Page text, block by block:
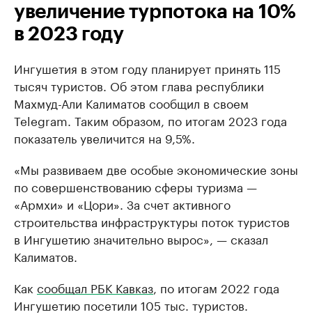
увеличение турпотока на 10%
в 2023 году
Ингушетия в этом году планирует принять 115
тысяч туристов. Об этом глава республики
Махмуд-Али Калиматов сообщил в своем
Telegram. Таким образом, по итогам 2023 года
показатель увеличится на 9,5%.
«Мы развиваем две особые экономические зоны
по совершенствованию сферы туризма —
«Армхи» и «Цори». За счет активного
строительства инфраструктуры поток туристов
в Ингушетию значительно вырос», — сказал
Калиматов.
Как сообщал РБК Кавказ , по итогам 2022 года
Ингушетию посетили 105 тыс. туристов.